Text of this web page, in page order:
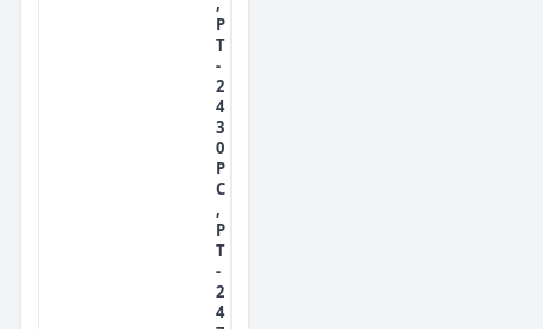
P
T
-
2
4
3
0
P
C
,
P
T
-
2
4